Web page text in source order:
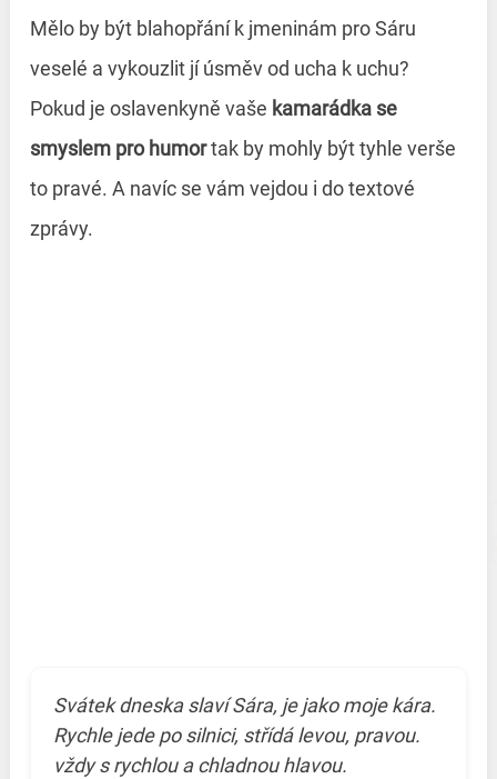
Mělo by být blahopřání k jmeninám pro Sáru
veselé a vykouzlit jí úsměv od ucha k uchu?
Pokud je oslavenkyně vaše kamarádka se
smyslem pro humortak by mohly být tyhle verše
to pravé. A navíc se vám vejdou i do textové
zprávy.
Svátek dneska slaví Sára, je jako moje kára.
Rychle jede po silnici, střídá levou, pravou.
vždy s rychlou a chladnou hlavou.